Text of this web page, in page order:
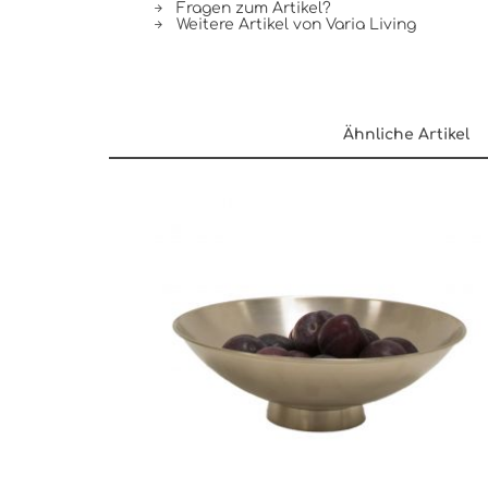
Fragen zum Artikel?
Weitere Artikel von Varia Living
Ähnliche Artikel